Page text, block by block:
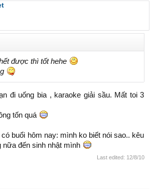
được thì tốt hehe
đi uống bia , karaoke giải sầu. Mất toi 3
tốn quá
buổi hôm nay: mình ko biết nói sao.. kêu
nữa đến sinh nhật mình
Last edited: 12/8/10